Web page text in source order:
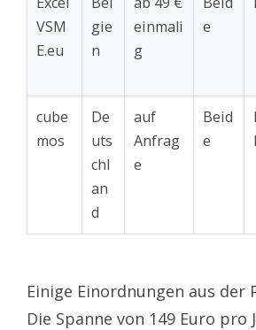
VSM
E.eu
gie
n
einmali
g
e
cube
mos
De
uts
chl
an
d
auf
Anfrag
e
Beid
e
Einige Einordnungen aus der
Die Spanne von 149 Euro pro